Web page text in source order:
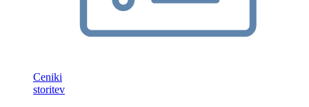
Ceniki
storitev